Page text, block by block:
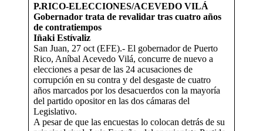
P.RICO-ELECCIONES/ACEVEDO VILÁ
Gobernador trata de revalidar tras cuatro años
de contratiempos
Iñaki Estívaliz
San Juan, 27 oct (EFE).- El gobernador de Puerto
Rico, Aníbal Acevedo Vilá, concurre de nuevo a
elecciones a pesar de las 24 acusaciones de
corrupción en su contra y del desgaste de cuatro
años marcados por los desacuerdos con la mayoría
del partido opositor en las dos cámaras del
Legislativo.
A pesar de que las encuestas lo colocan detrás de su